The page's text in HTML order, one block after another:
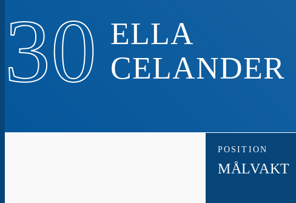
30 ELLA
CELANDER
POSITION
MÅLVAKT